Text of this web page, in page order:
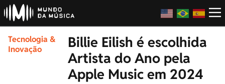
Tecnologia &
Inovação
Billie Eilish é escolhida
Artista do Ano pela
Apple Music em 2024